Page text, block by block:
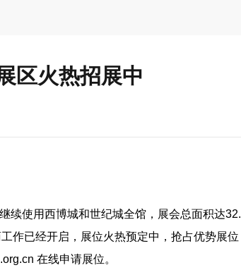
区火热招展中
续使用西博城和世纪城全馆，展会总面积达32.
作已经开启，展位火热预定中，抢占优势展位
在线申请展位。